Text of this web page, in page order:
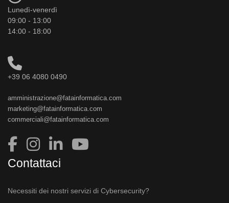
Lunedì-venerdì
09:00 - 13:00
14:00 - 18:00
+39 06 4080 0490
amministrazione@fatainformatica.com
marketing@fatainformatica.com
commerciali@fatainformatica.com
Contattaci
Necessiti dei nostri servizi di Cybersecurity?